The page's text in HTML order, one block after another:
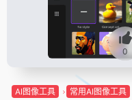
0
AI图像工具 常用AI图像工具